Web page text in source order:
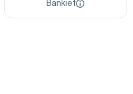
Bankiet